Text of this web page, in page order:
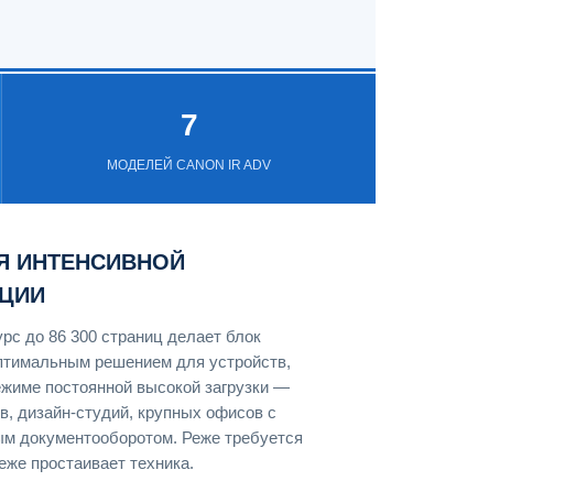
7
МОДЕЛЕЙ CANON IR ADV
ИНТЕНСИВНОЙ
до 86 300 страниц делает блок
решением для устройств,
постоянной высокой загрузки —
дизайн-студий, крупных офисов с
документооборотом. Реже требуется
простаивает техника.